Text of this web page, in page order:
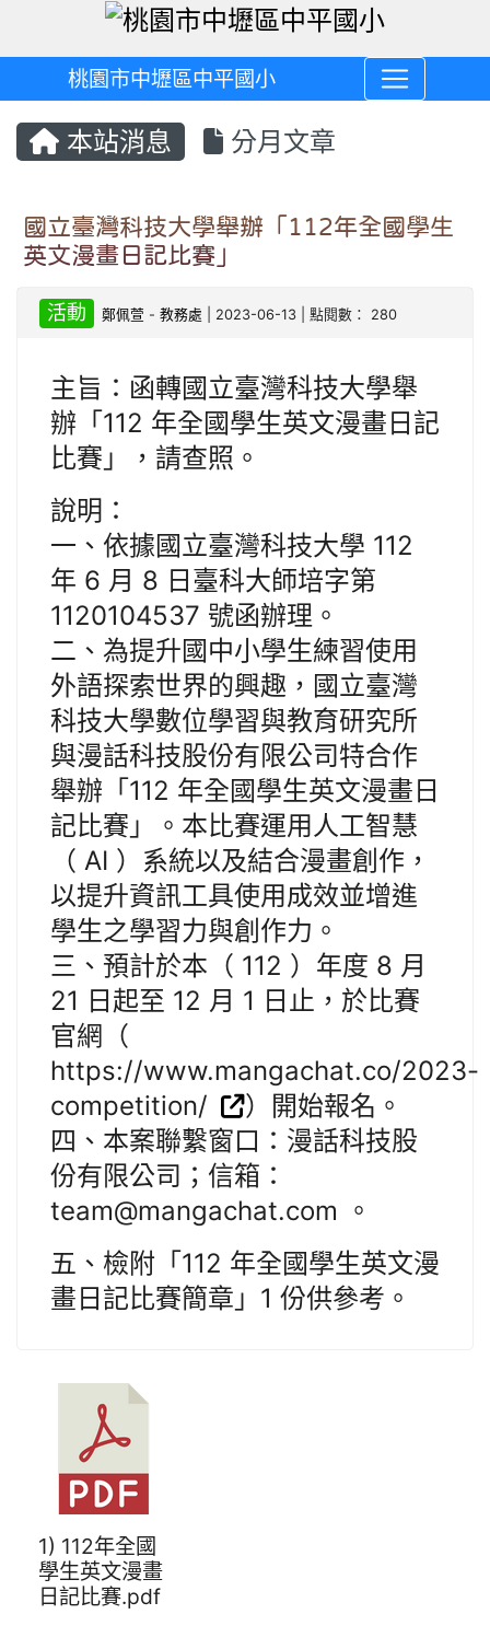
桃園市中壢區中平國小
本站消息 分月文章
國立臺灣科技大學舉辦「112年全國學生
英文漫畫日記比賽」
活動 鄭佩萱 -教務處 | 2023-06-13 | 點閱數： 280
主旨：函轉國立臺灣科技大學舉
辦「112 年全國學生英文漫畫日記
比賽」，請查照。
說明：
一、依據國立臺灣科技大學 112
年 6 月 8 日臺科大師培字第
1120104537 號函辦理。
二、為提升國中小學生練習使用
外語探索世界的興趣，國立臺灣
科技大學數位學習與教育研究所
與漫話科技股份有限公司特合作
舉辦「112 年全國學生英文漫畫日
記比賽」。本比賽運用人工智慧
（ AI ）系統以及結合漫畫創作，
以提升資訊工具使用成效並增進
學生之學習力與創作力。
三、預計於本（ 112 ）年度 8 月
21 日起至 12 月 1 日止，於比賽
官網（
https://www.mangachat.co/2023-
competition/
）開始報名。
四、本案聯繫窗口：漫話科技股
份有限公司；信箱：
team@mangachat.com 。
五、檢附「112 年全國學生英文漫
畫日記比賽簡章」1 份供參考。
1) 112年全國
學生英文漫畫
日記比賽.pdf